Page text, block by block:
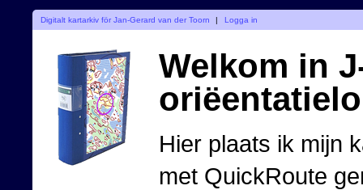
Digitalt kartarkiv för Jan-Gerard van der Toorn | Logga in
Welkom in
Hier plaats ik mijn
met QuickRoute